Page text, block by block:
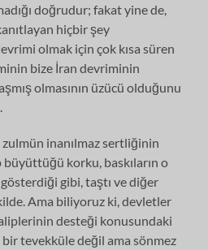
doğrudur; fakat yine de,
hiçbir şey
olmak için çok kısa süren
bize İran devriminin
olmasının üzücü olduğunu
zulmün inanılmaz sertliğinin
korku, baskıların o
gibi, taştı ve diğer
Ama biliyoruz ki, devletler
desteği konusundaki
tevekküle değil ama sönmez